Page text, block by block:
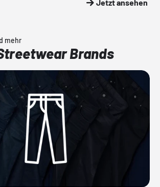
Jetzt ansehen
mehr
Brands